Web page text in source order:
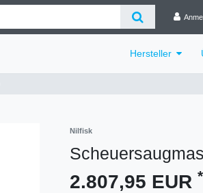
Hersteller
Nilfisk
2.807,95 EUR *